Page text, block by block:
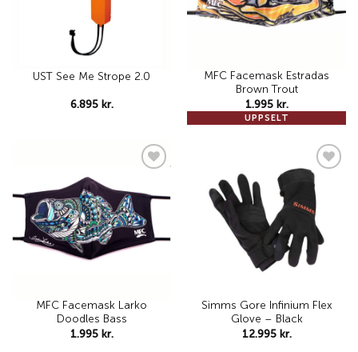
UST See Me Strope 2.0
6.895 kr.
UPPSELT
MFC Facemask Estradas
Brown Trout
1.995 kr.
wishlist
MFC Facemask Larko
Doodles Bass
1.995 kr.
wishlist
Simms Gore Infinium Flex
Glove – Black
12.995 kr.